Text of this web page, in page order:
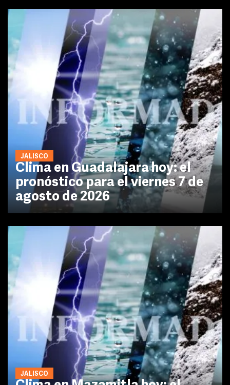
JALISCO
Clima en Guadalajara hoy: el
pronóstico para el viernes 7 de
agosto de 2026
JALISCO